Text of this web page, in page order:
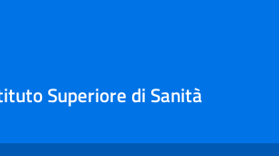
Superiore di Sanità